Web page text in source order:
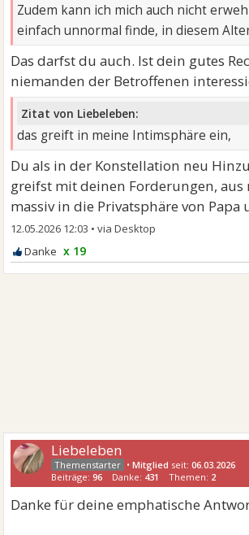
Zudem kann ich mich auch nicht
einfach unnormal finde, in diesem
Das darfst du auch. Ist dein gutes
niemanden der Betroffenen
Zitat von Liebeleben:
das greift in meine Intimsphäre ein,
Du als in der Konstellation neu
greifst mit deinen Forderungen, aus
massiv in die Privatsphäre von Papa
12.05.2026 12:03 •
x 19
Liebeleben
•Mitglied seit:06.03.2026
Beiträge:96 Danke: 431 Themen: 2
Danke für deine emphatische